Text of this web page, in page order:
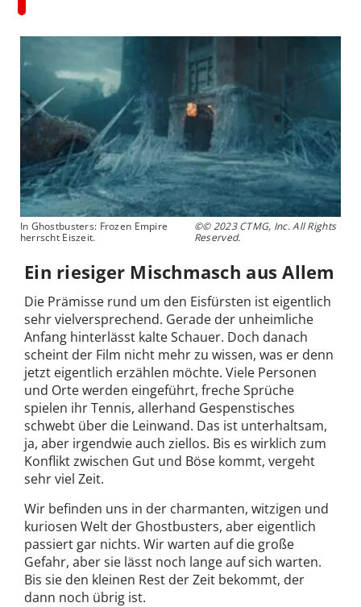
In Ghostbusters: Frozen Empire
herrscht Eiszeit.
©© 2023 CTMG, Inc. All Rights
Reserved.
Ein riesiger Mischmasch aus Allem
Die Prämisse rund um den Eisfürsten ist eigentlich
sehr vielversprechend. Gerade der unheimliche
Anfang hinterlässt kalte Schauer. Doch danach
scheint der Film nicht mehr zu wissen, was er denn
jetzt eigentlich erzählen möchte. Viele Personen
und Orte werden eingeführt, freche Sprüche
spielen ihr Tennis, allerhand Gespenstisches
schwebt über die Leinwand. Das ist unterhaltsam,
ja, aber irgendwie auch ziellos. Bis es wirklich zum
Konflikt zwischen Gut und Böse kommt, vergeht
sehr viel Zeit.
Wir befinden uns in der charmanten, witzigen und
kuriosen Welt der Ghostbusters, aber eigentlich
passiert gar nichts. Wir warten auf die große
Gefahr, aber sie lässt noch lange auf sich warten.
Bis sie den kleinen Rest der Zeit bekommt, der
dann noch übrig ist.